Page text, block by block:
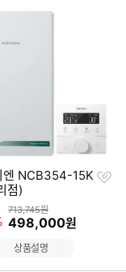
15K
점)
상품금액
713,745원
할인금액
498,000원
찜
상품설명